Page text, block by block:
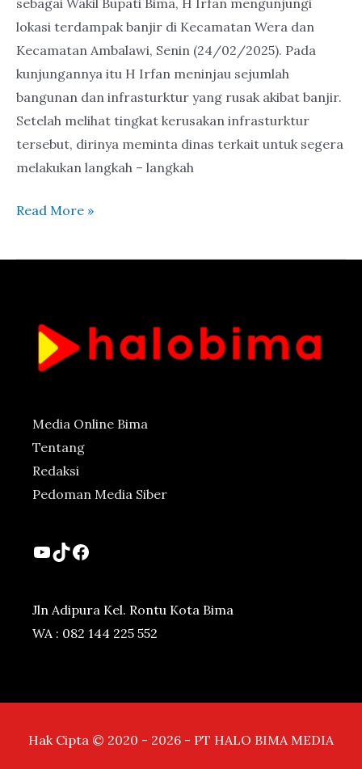
lokasi terdampak banjir di Kecamatan Wera dan
Kecamatan Ambalawi, Senin (24/02/2025). Pada
kunjungannya itu H Irfan meninjau sejumlah
bangunan dan infrasturktur yang rusak akibat banjir.
Setelah melihat tingkat kerusakan infrasturktur
tersebut, dirinya meminta dinas terkait untuk segera
melakukan langkah – langkah
Read More »
Media Online Bima
Tentang
Redaksi
Pedoman Media Siber
YouTube
TikTok
Facebook
Jln Adipura Kel. Rontu Kota Bima
WA : 082 144 225 552
Hak Cipta © 2020 - 2026 - PT HALO BIMA MEDIA